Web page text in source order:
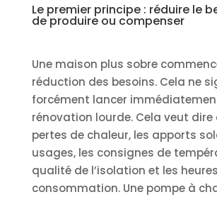
Le premier principe : réduire le
de produire ou compenser
Une maison plus sobre
réduction des besoins. Cela ne
forcément lancer
rénovation lourde. Cela veut dire
pertes de chaleur, les apports
usages, les consignes de
qualité de l’isolation et les
consommation. Une pompe à